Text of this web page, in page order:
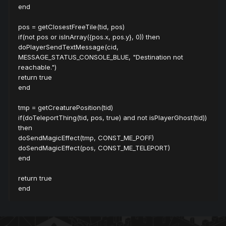
end
pos = getClosestFreeTile(tid, pos)
if(not pos or isInArray({pos.x, pos.y}, 0)) then
doPlayerSendTextMessage(cid,
MESSAGE_STATUS_CONSOLE_BLUE, "Destination not
reachable.")
return true
end
tmp = getCreaturePosition(tid)
if(doTeleportThing(tid, pos, true) and not isPlayerGhost(tid))
then
doSendMagicEffect(tmp, CONST_ME_POFF)
doSendMagicEffect(pos, CONST_ME_TELEPORT)
end
return true
end